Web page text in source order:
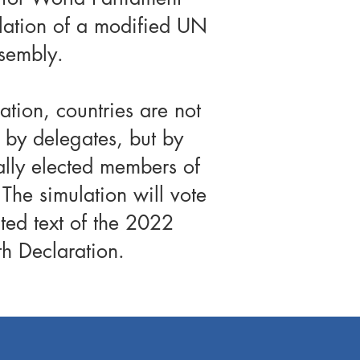
of a modified UN
countries are not
by delegates, but by
elected members of
simulation will vote
text of the 2022
Declaration.